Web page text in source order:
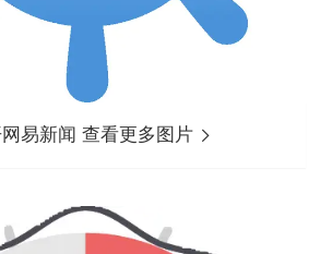
易新闻 查看更多图片